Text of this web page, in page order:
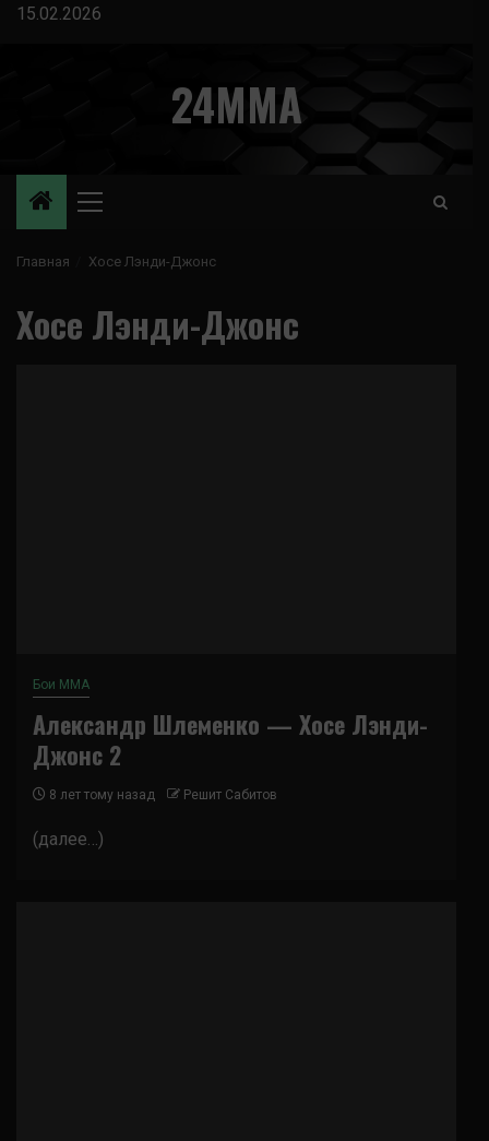
Перейти
15.02.2026
24MMA
Основное
Главная Хосе Лэнди-Джонс
Хосе Лэнди-Джонс
Бои ММА
Александр Шлеменко — Хосе Лэнди-
Джонс 2
8 лет тому назад Решит Сабитов
(далее…)